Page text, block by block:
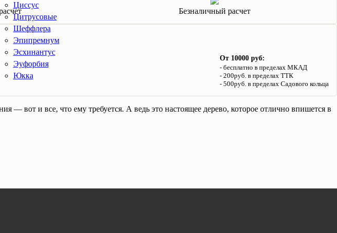
Циссус
Цитрусовые
Шеффлера
Эпипремнум
Эсхинантус
Эуфорбия
Юкка
Безналичный расчет
От 10000 руб:
бесплатно в пределах МКАД
200руб. в пределах ТТК
500руб. в пределах Садового кольца
— вот и все, что ему требуется. А ведь это настоящее дерево, которое отлично впишется в